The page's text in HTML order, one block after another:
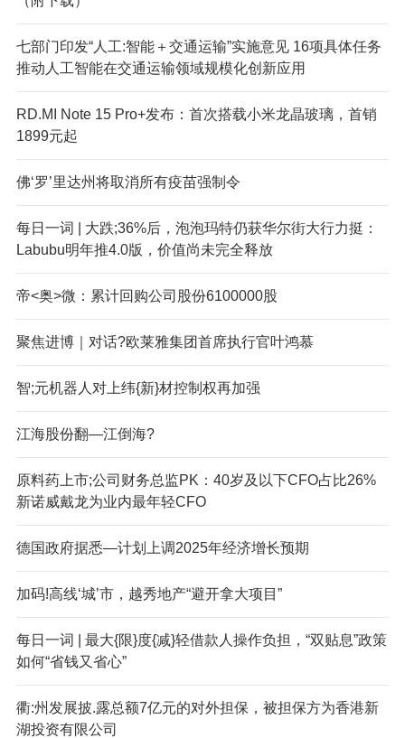
七部门印发“人工:智能＋交通运输”实施意见 16项具体任务
推动人工智能在交通运输领域规模化创新应用
RD.MI Note 15 Pro+发布：首次搭载小米龙晶玻璃，首销
1899元起
佛‘罗’里达州将取消所有疫苗强制令
每日一词 | 大跌;36%后，泡泡玛特仍获华尔街大行力挺：
Labubu明年推4.0版，价值尚未完全释放
帝<奥>微：累计回购公司股份6100000股
聚焦进博｜对话?欧莱雅集团首席执行官叶鸿慕
智;元机器人对上纬{新}材控制权再加强
江海股份翻—江倒海?
原料药上市;公司财务总监PK：40岁及以下CFO占比26%
新诺威戴龙为业内最年轻CFO
德国政府据悉—计划上调2025年经济增长预期
加码!高线‘城’市，越秀地产“避开拿大项目”
每日一词 | 最大{限}度{减}轻借款人操作负担，“双贴息”政策
如何“省钱又省心”
衢:州发展披.露总额7亿元的对外担保，被担保方为香港新
湖投资有限公司